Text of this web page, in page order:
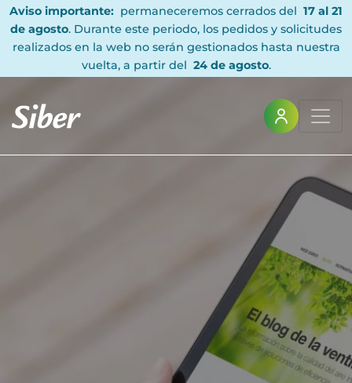
Aviso importante: permaneceremos cerrados del 17 al 21
de agosto. Durante este periodo, los pedidos y solicitudes
realizados en la web no serán gestionados hasta nuestra
vuelta, a partir del 24 de agosto.